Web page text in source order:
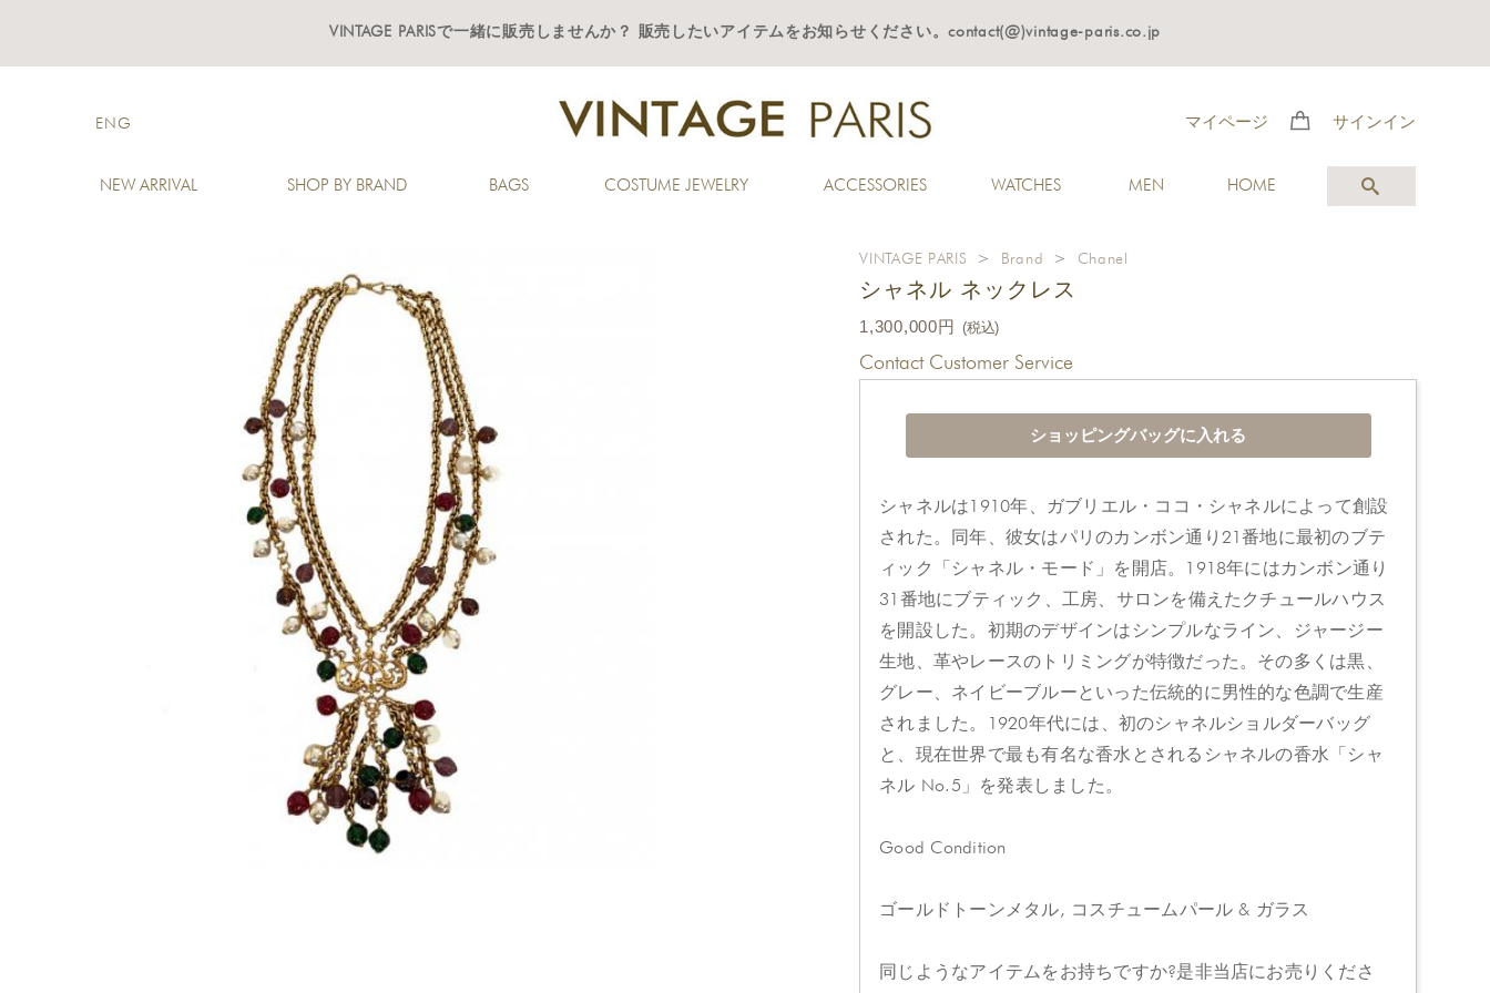
VINTAGE PARISで一緒に販売しませんか？ 販売したいアイテムをお知らせください。contact(@)vintage-paris.co.jp
ENG マイページ サインイン
NEW ARRIVAL SHOP BY BRAND BAGS COSTUME JEWELRY ACCESSORIES WATCHES MEN HOME
VINTAGE PARIS > Brand > Chanel
シャネル ネックレス
1,300,000円 (税込)
Contact Customer Service
シャネルは1910年、ガブリエル・ココ・シャネルによって創設
された。同年、彼女はパリのカンボン通り21番地に最初のブテ
ィック「シャネル・モード」を開店。1918年にはカンボン通り
31番地にブティック、工房、サロンを備えたクチュールハウス
を開設した。初期のデザインはシンプルなライン、ジャージー
生地、革やレースのトリミングが特徴だった。その多くは黒、
グレー、ネイビーブルーといった伝統的に男性的な色調で生産
されました。1920年代には、初のシャネルショルダーバッグ
と、現在世界で最も有名な香水とされるシャネルの香水「シャ
ネル No.5」を発表しました。
Good Condition
ゴールドトーンメタル, コスチュームパール & ガラス
同じようなアイテムをお持ちですか?是非当店にお売りくださ